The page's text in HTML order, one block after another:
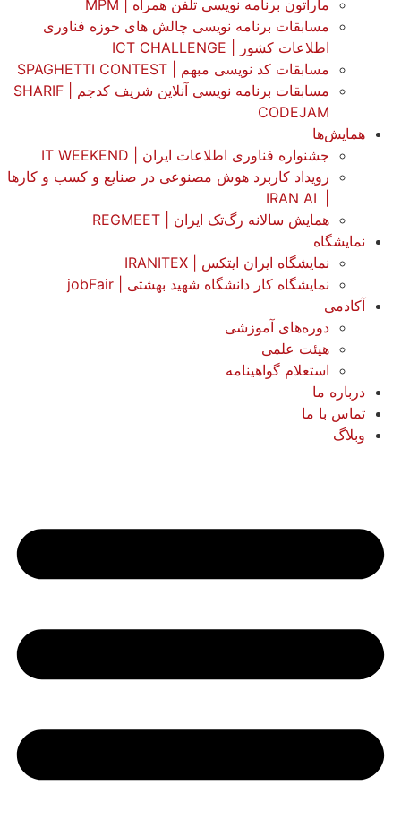
ماراتون برنامه نویسی تلفن همراه | MPM
مسابقات برنامه نویسی چالش های حوزه فناوری
اطلاعات کشور | ICT CHALLENGE
مسابقات کد نویسی مبهم | SPAGHETTI CONTEST
مسابقات برنامه نویسی آنلاین شریف کدجم | SHARIF
CODEJAM
همایش‌ها
جشنواره فناوری اطلاعات ایران | IT WEEKEND
رویداد کاربرد هوش مصنوعی در صنایع و کسب و کارها
IRAN AI
همایش سالانه رگ‌تک ایران | REGMEET
نمایشگاه
نمایشگاه ایران ایتکس | IRANITEX
نمایشگاه کار دانشگاه شهید بهشتی | jobFair
آکادمی
دوره‌های آموزشی
هیئت علمی
استعلام گواهینامه
درباره ما
تماس با ما
وبلاگ